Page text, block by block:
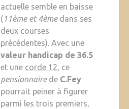
actuelle semble en baisse
(11ème et 4èmedans ses
deux courses
précédentes). Avec une
valeur handicap de 36.5
et une corde 12, ce
pensionnairede C.Fey
pourrait peiner à figurer
parmi les trois premiers,